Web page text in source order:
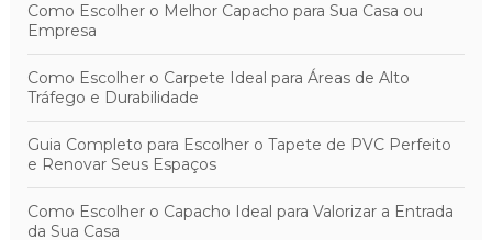
Como Escolher o Melhor Capacho para Sua Casa ou
Empresa
Como Escolher o Carpete Ideal para Áreas de Alto
Tráfego e Durabilidade
Guia Completo para Escolher o Tapete de PVC Perfeito
e Renovar Seus Espaços
Como Escolher o Capacho Ideal para Valorizar a Entrada
da Sua Casa